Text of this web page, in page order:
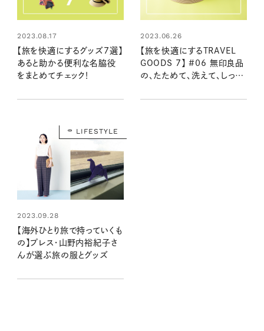
2023.08.17
【旅を快適にするグッズ7選】
あると助かる便利な名脇役
をまとめてチェック！
2023.06.26
【旅を快適にするTRAVEL
GOODS 7】 #06 無印良品
の、たためて、洗えて、しっか
LIFESTYLE
2023.09.28
【海外ひとり旅で持っていくも
の】プレス・山野内裕紀子さ
んが選ぶ旅の服とグッズ